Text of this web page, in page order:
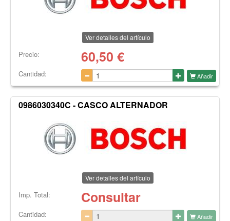
Ver detalles del artículo
Precio: 60,50 €
Cantidad: Añadir
0986030340C - CASCO ALTERNADOR
Ver detalles del artículo
Imp. Total: Consultar
Cantidad: Añadir